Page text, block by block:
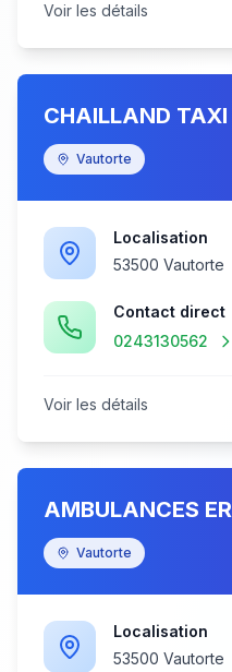
Voir les détails
CHAILLAND TAXI
Vautorte
Localisation
53500 Vautorte
Contact direct
0243130562
Voir les détails
AMBULANCES
Vautorte
Localisation
53500 Vautorte